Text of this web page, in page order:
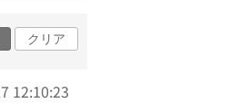
クリア
12:10:23